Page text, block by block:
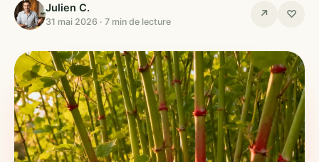
Julien C.
31 mai 2026 · 7 min de lecture
↗ ♡